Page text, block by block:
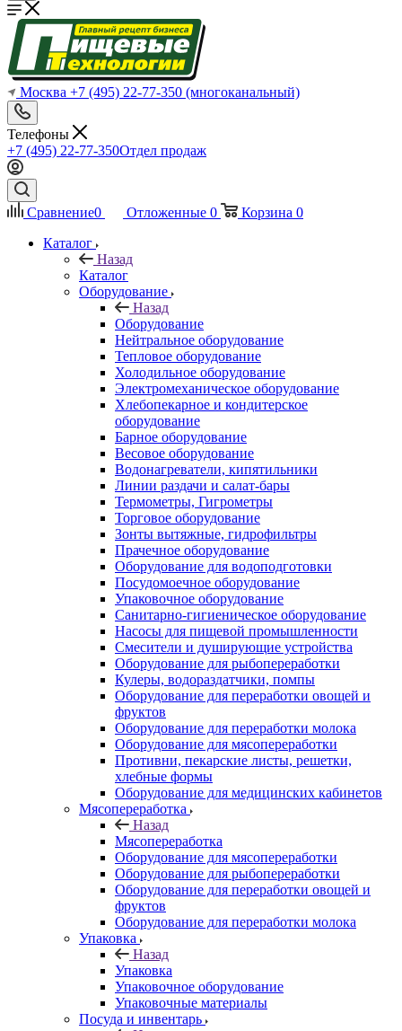
Москва +7 (495) 22-77-350 (многоканальный)
Телефоны
+7 (495) 22-77-350Отдел продаж
Сравнение0 Отложенные 0 Корзина 0
Каталог
Назад
Каталог
Оборудование
Назад
Оборудование
Нейтральное оборудование
Тепловое оборудование
Холодильное оборудование
Электромеханическое оборудование
Хлебопекарное и кондитерское
оборудование
Барное оборудование
Весовое оборудование
Водонагреватели, кипятильники
Линии раздачи и салат-бары
Термометры, Гигрометры
Торговое оборудование
Зонты вытяжные, гидрофильтры
Прачечное оборудование
Оборудование для водоподготовки
Посудомоечное оборудование
Упаковочное оборудование
Санитарно-гигиеническое оборудование
Насосы для пищевой промышленности
Смесители и душирующие устройства
Оборудование для рыбопереработки
Кулеры, водораздатчики, помпы
Оборудование для переработки овощей и
фруктов
Оборудование для переработки молока
Оборудование для мясопереработки
Противни, пекарские листы, решетки,
хлебные формы
Оборудование для медицинских кабинетов
Мясопереработка
Назад
Мясопереработка
Оборудование для мясопереработки
Оборудование для рыбопереработки
Оборудование для переработки овощей и
фруктов
Оборудование для переработки молока
Упаковка
Назад
Упаковка
Упаковочное оборудование
Упаковочные материалы
Посуда и инвентарь